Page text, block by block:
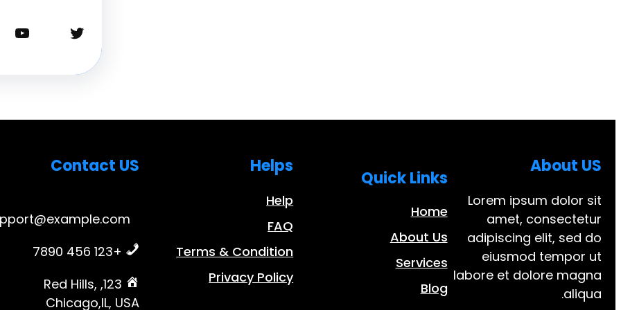
تويتر
يوتيوب
About US
Lorem ipsum dolor sit
amet, consectetur
adipiscing elit, sed do
eiusmod tempor ut
labore et dolore magna
aliqua.
Quick Links
Home
About Us
Services
Blog
Helps
Help
FAQ
Terms & Condition
Privacy Policy
Contact US
+123 456 7890
123, Red Hills,
Chicago,IL, USA